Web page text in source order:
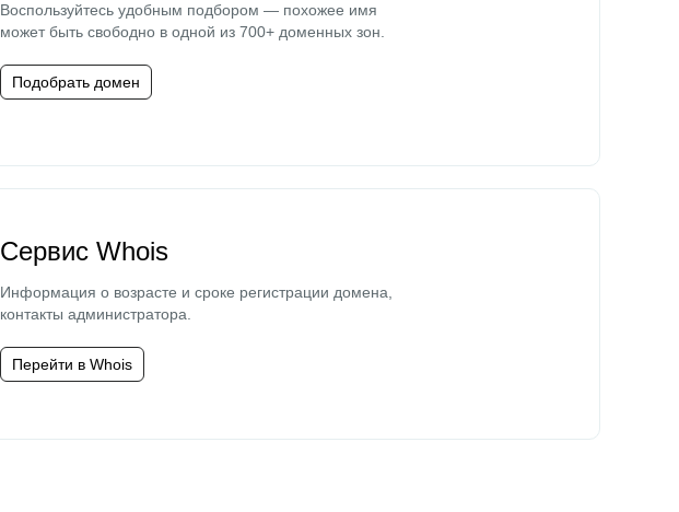
Воспользуйтесь удобным подбором — похожее имя
может быть свободно в одной из 700+ доменных зон.
Подобрать домен
Сервис Whois
Информация о возрасте и сроке регистрации домена,
контакты администратора.
Перейти в Whois